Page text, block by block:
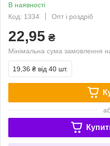
В наявності
Код: 1334
Опт і роздріб
22,95 ₴
Мінімальна сума замовлення
19,36 ₴ від 40 шт.